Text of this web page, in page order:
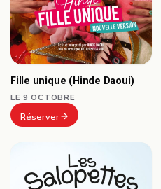
Fille unique (Hinde Daoui)
LE 9 OCTOBRE
Réserver